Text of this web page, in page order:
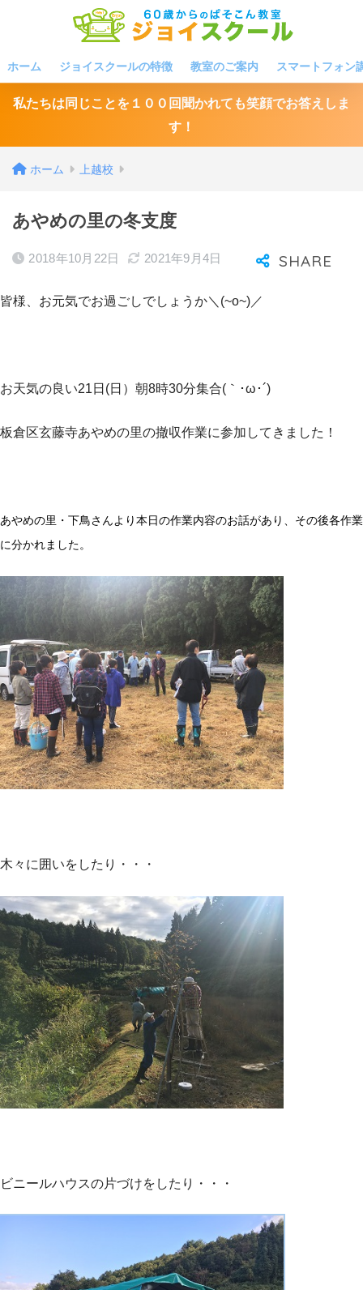
ホーム ジョイスクールの特徴 教室のご案内 スマートフォン
私たちは同じことを１００回聞かれても笑顔でお答えしま
す！
ホーム 上越校
あやめの里の冬支度
2018年10月22日 2021年9月4日
皆様、お元気でお過ごしでしょうか＼(~o~)／
お天気の良い21日(日）朝8時30分集合(｀･ω･´)ゞ
板倉区玄藤寺あやめの里の撤収作業に参加してきました！
あやめの里・下鳥さんより本日の作業内容のお話があり、その後各作業
に分かれました。
木々に囲いをしたり・・・
ビニールハウスの片づけをしたり・・・